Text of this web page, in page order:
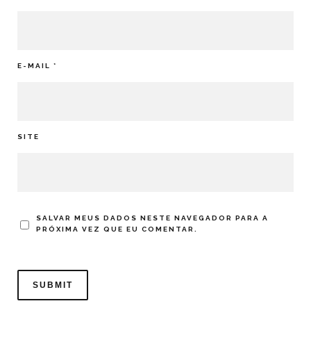
E-MAIL *
SITE
SALVAR MEUS DADOS NESTE NAVEGADOR PARA A
PRÓXIMA VEZ QUE EU COMENTAR.